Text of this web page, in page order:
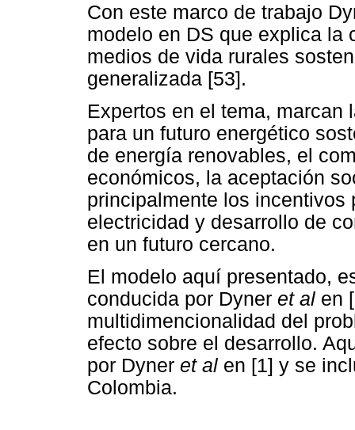
Con este marco de trabajo
modelo en DS que explica la
medios de vida rurales
generalizada [53].
Expertos en el tema,
para un futuro energético
de energía renovables, el
económicos, la aceptación
principalmente los incentivos
electricidad y desarrollo de
en un futuro cercano.
El modelo aquí presentado,
conducida por Dyner et al en
multidimencionalidad del
efecto sobre el desarrollo.
por Dyner et al en [1] y se
Colombia.